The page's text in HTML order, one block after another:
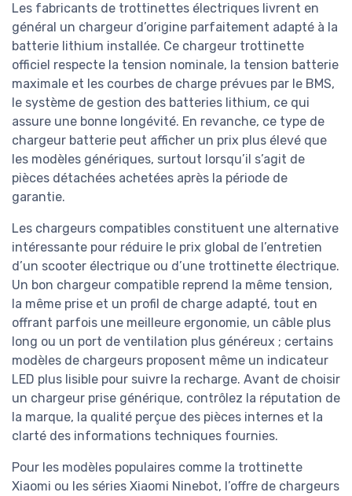
Les fabricants de trottinettes électriques livrent en
général un chargeur d’origine parfaitement adapté à la
batterie lithium installée. Ce chargeur trottinette
officiel respecte la tension nominale, la tension batterie
maximale et les courbes de charge prévues par le BMS,
le système de gestion des batteries lithium, ce qui
assure une bonne longévité. En revanche, ce type de
chargeur batterie peut afficher un prix plus élevé que
les modèles génériques, surtout lorsqu’il s’agit de
pièces détachées achetées après la période de
garantie.
Les chargeurs compatibles constituent une alternative
intéressante pour réduire le prix global de l’entretien
d’un scooter électrique ou d’une trottinette électrique.
Un bon chargeur compatible reprend la même tension,
la même prise et un profil de charge adapté, tout en
offrant parfois une meilleure ergonomie, un câble plus
long ou un port de ventilation plus généreux ; certains
modèles de chargeurs proposent même un indicateur
LED plus lisible pour suivre la recharge. Avant de choisir
un chargeur prise générique, contrôlez la réputation de
la marque, la qualité perçue des pièces internes et la
clarté des informations techniques fournies.
Pour les modèles populaires comme la trottinette
Xiaomi ou les séries Xiaomi Ninebot, l’offre de chargeurs